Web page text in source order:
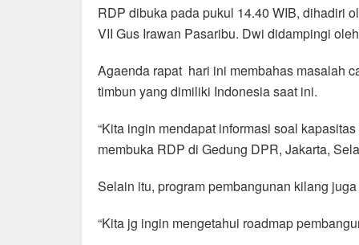
b
o
o
k
A
p
p
a
m
RDP dibuka pada pukul 14.40 WIB, dihadiri
VII Gus Irawan Pasaribu. Dwi didampingi
Agaenda rapat hari ini membahas masalah
timbun yang dimiliki Indonesia saat ini.
“Kita ingin mendapat informasi soal
membuka RDP di Gedung DPR, Jakarta,
Selain itu, program pembangunan kilang
“Kita jg ingin mengetahui roadmap